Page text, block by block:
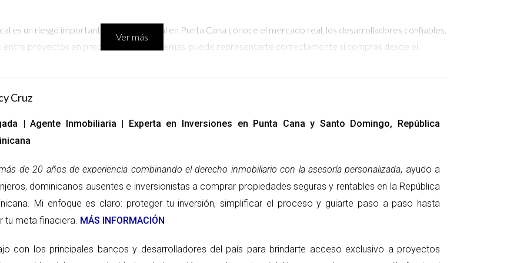
es un riesgo importante. Un profesional en Punta Cana conoce el mercado real, los desarrolladores confiables,
entre proyectos en preconstrucción. Además, puede representarte correctamente si compras desde el
República Dominicana
puede ser compleja y diferente a lo que estás acostumbrado en tu país. Muchos compradores extranjeros
de propiedad o las regulaciones fiscales. Esto puede llevar a problemas legales que podrían haberse evitado
consultar con un abogado especializado en bienes raíces antes de firmar cualquier documento.
comprar propiedad en RD
el proceso sea lo más fluido posible, aquí te comparto algunos consejos prácticos:
cuando sea posible.
raíces en República Dominicana antes de firmar.
lista y entiende las diferencias contractuales.
Ver más
Cruz
| Agente Inmobiliaria | Experta en Inversiones en Punta Cana y Santo Domingo, República
de 20 años de experiencia combinando el derecho inmobiliario con la asesoría personalizada, ayudo a
dominicanos ausentes e inversionistas a comprar propiedades seguras y rentables en la República
Mi enfoque es claro: proteger tu inversión, simplificar el proceso y guiarte paso a paso hasta
tu meta finaciera. MÁS INFORMACIÓN
con los principales bancos y desarrolladores del país para brindarte acceso exclusivo a proyectos